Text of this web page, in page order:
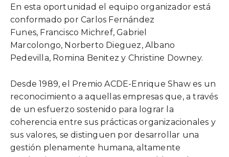
En esta oportunidad el equipo organizador está
conformado por Carlos Fernández
Funes, Francisco Michref, Gabriel
Marcolongo, Norberto Dieguez, Albano
Pedevilla, Romina Benitez y Christine Downey.
Desde 1989, el Premio ACDE-Enrique Shaw es un
reconocimiento a aquellas empresas que, a través
de un esfuerzo sostenido para lograr la
coherencia entre sus prácticas organizacionales y
sus valores, se distinguen por desarrollar una
gestión plenamente humana, altamente